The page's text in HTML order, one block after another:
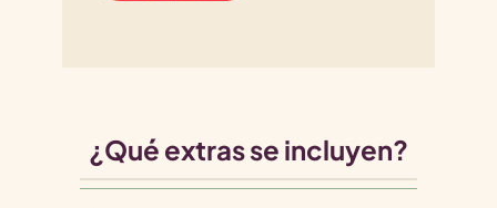
¿Qué extras se incluyen?